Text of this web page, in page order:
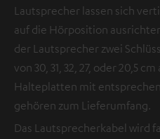
Lautsprecher lassen sich
auf die Hörposition
der Lautsprecher zwei
von 30, 31, 32, 27, oder 20,5
Halteplatten mit
gehören zum Lieferumfang.
Das Lautsprecherkabel wird